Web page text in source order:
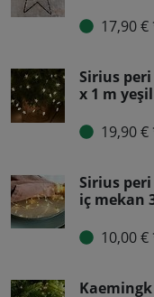
17,90 €
Sirius peri
x 1 m
19,90 €
Sirius peri
iç mekan
10,00 €